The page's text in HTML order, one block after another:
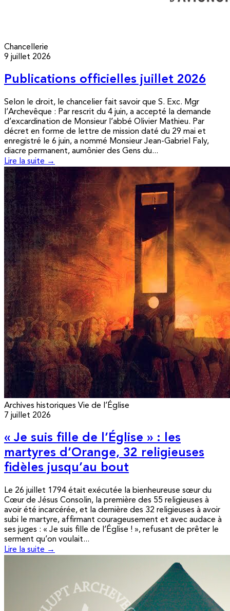
Chancellerie
9 juillet 2026
Publications officielles juillet 2026
Selon le droit, le chancelier fait savoir que S. Exc. Mgr
l’Archevêque : Par rescrit du 4 juin, a accepté la demande
d’excardination de Monsieur l’abbé Olivier Mathieu. Par
décret en forme de lettre de mission daté du 29 mai et
enregistré le 6 juin, a nommé Monsieur Jean-Gabriel Faly,
diacre permanent, aumônier des Gens du...
Lire la suite →
Archives historiques Vie de l’Église
7 juillet 2026
« Je suis fille de l’Église » : les
martyres d’Orange, 32 religieuses
fidèles jusqu’au bout
Le 26 juillet 1794 était exécutée la bienheureuse sœur du
Cœur de Jésus Consolin, la première des 55 religieuses à
avoir été incarcérée, et la dernière des 32 religieuses à avoir
subi le martyre, affirmant courageusement et avec audace à
ses juges : « Je suis fille de l’Église ! », refusant de prêter le
serment qu’on voulait...
Lire la suite →